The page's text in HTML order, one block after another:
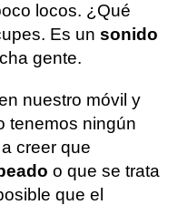
locos. ¿Qué
Es un sonido
gente.
nuestro móvil y
tenemos ningún
creer que
o que se trata
que el